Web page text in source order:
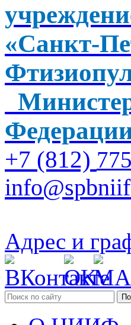
«Санкт-
+7 (812)
Адрес и